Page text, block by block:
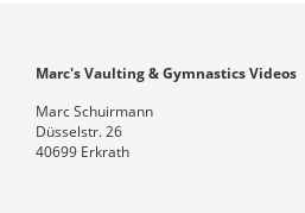
Marc's Vaulting & Gymnastics Videos
Marc Schuirmann
Düsselstr. 26
40699 Erkrath